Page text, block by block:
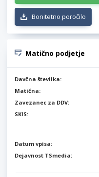
Bonitetno poročilo
Matično podjetje
Davčna številka:
Matična:
Zavezanec za DDV:
SKIS:
Datum vpisa:
Dejavnost TSmedia: